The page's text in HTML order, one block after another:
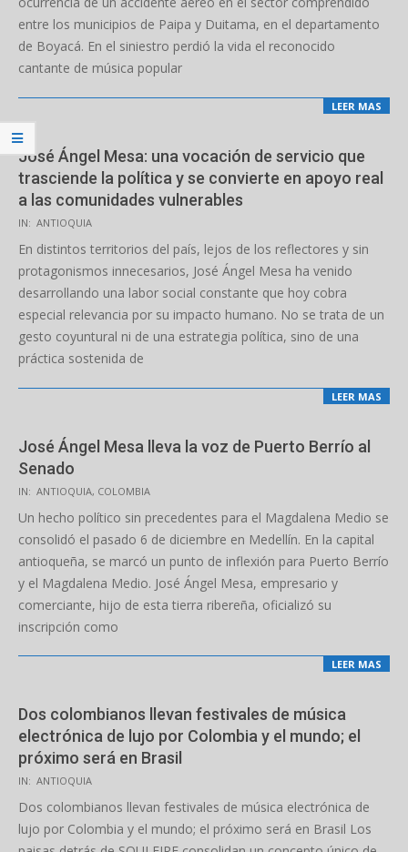
entre los municipios de Paipa y Duitama, en el departamento
de Boyacá. En el siniestro perdió la vida el reconocido
cantante de música popular
LEER MAS
José Ángel Mesa: una vocación de servicio que
trasciende la política y se convierte en apoyo real
a las comunidades vulnerables
2025-
12-
29
IN: ANTIOQUIA
En distintos territorios del país, lejos de los reflectores y sin
protagonismos innecesarios, José Ángel Mesa ha venido
desarrollando una labor social constante que hoy cobra
especial relevancia por su impacto humano. No se trata de un
gesto coyuntural ni de una estrategia política, sino de una
práctica sostenida de
LEER MAS
José Ángel Mesa lleva la voz de Puerto Berrío al
Senado
2025-
12-
IN: ANTIOQUIA, COLOMBIA
Un hecho político sin precedentes para el Magdalena Medio se
consolidó el pasado 6 de diciembre en Medellín. En la capital
antioqueña, se marcó un punto de inflexión para Puerto Berrío
y el Magdalena Medio. José Ángel Mesa, empresario y
comerciante, hijo de esta tierra ribereña, oficializó su
inscripción como
LEER MAS
Dos colombianos llevan festivales de música
electrónica de lujo por Colombia y el mundo; el
próximo será en Brasil
2025-
12-
19
IN: ANTIOQUIA
Dos colombianos llevan festivales de música electrónica de
lujo por Colombia y el mundo; el próximo será en Brasil Los